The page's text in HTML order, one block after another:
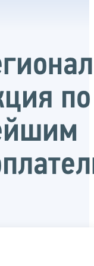
по